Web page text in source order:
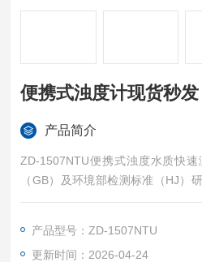
便携式浊度计现货秒发
产品简介
ZD-1507NTU便携式浊度水质快
（GB）及环境部检测标准（HJ）
以一线检测人员更简单、准确的检
产品型号：ZD-1507NTU
更新时间：2026-04-24